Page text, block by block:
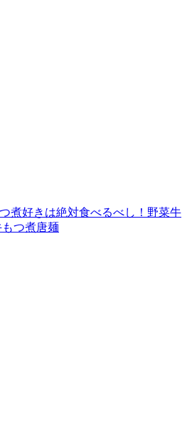
煮好きは絶対食べるべし！野菜牛
つ煮唐麺